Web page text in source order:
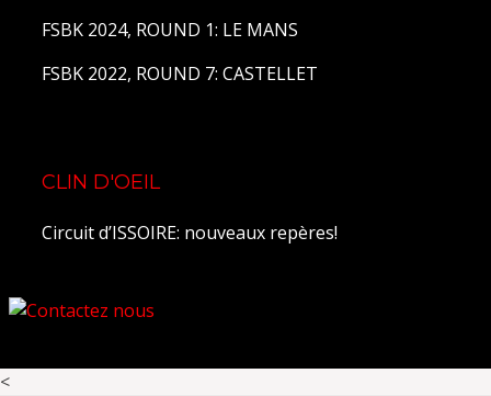
FSBK 2024, ROUND 1: LE MANS
FSBK 2022, ROUND 7: CASTELLET
CLIN D'OEIL
Circuit d’ISSOIRE: nouveaux repères!
<